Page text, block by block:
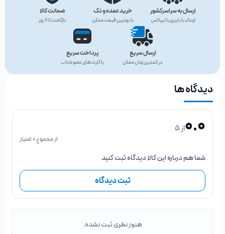
ارسال به سراسرکشور
ارسال با باربری یا تیپاکس
خرید عمده و تک
با بهترین قیمت ممکن
ضمانت کالا
بازگشت تا ۷ روز
ارسال سریع
در کمترین زمان ممکن
پرداخت سریع
با کارت های عضو شتاب
دیدگاه ها
0.0از 5
از مجموع 0 امتیاز
شما هم درباره این کالا دیدگاه ثبت کنید
ثبت دیدگاه
هنوز نظری ثبت نشده.